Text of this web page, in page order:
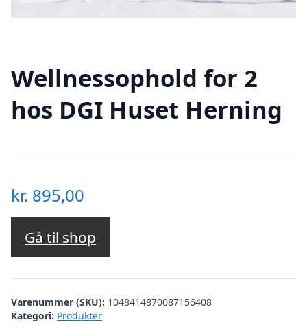
Wellnessophold for 2
hos DGI Huset Herning
kr. 895,00
Gå til shop
Varenummer (SKU): 1048414870087156408
Kategori: Produkter